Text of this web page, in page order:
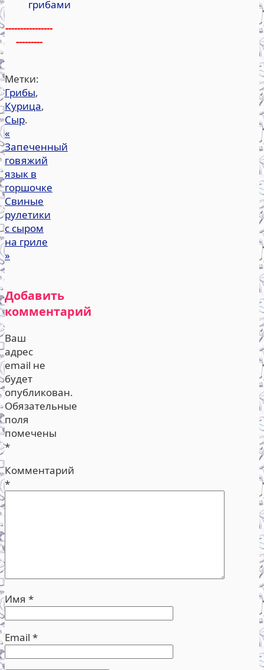
грибами
----------------
---------
Метки:
Грибы,
Курица,
Сыр.
«
Запеченный
говяжий
язык в
горшочке
Свиные
рулетики
с сыром
на гриле
»
Добавить
комментарий
Ваш
адрес
email не
будет
опубликован.
Обязательные
поля
помечены
*
Комментарий
*
Имя *
Email *